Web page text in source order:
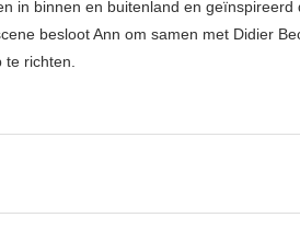
in binnen en buitenland en geïnspireerd
besloot Ann om samen met Didier
te richten.